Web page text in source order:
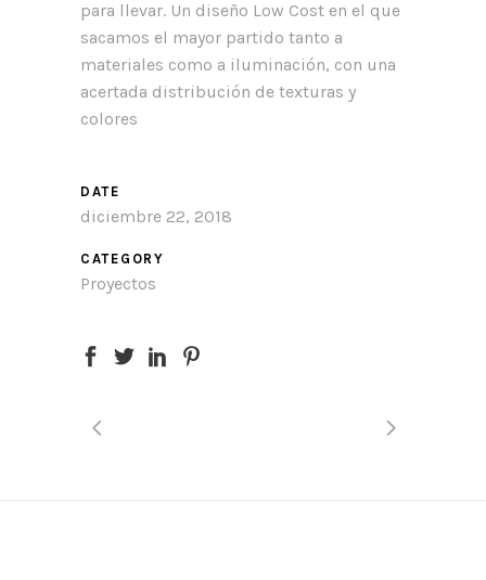
para llevar. Un diseño Low Cost en el que
sacamos el mayor partido tanto a
materiales como a iluminación, con una
acertada distribución de texturas y
colores
DATE
diciembre 22, 2018
CATEGORY
Proyectos